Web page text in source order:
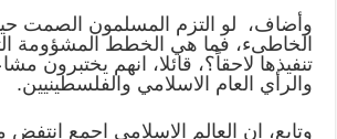
وأضاف، لو التزم المسلمون الصمت
الخاطىء، فما هي الخطط المشؤومة
تنفيذها لاحقاً؟، قائلا، انهم يختبرون
والرأي العام الاسلامي والفلسطينيين.
وتابع، ان العالم الاسلامي اجمع انتفض